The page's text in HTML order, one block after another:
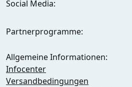
Social Media:
Partnerprogramme:
Allgemeine Informationen:
Infocenter
Versandbedingungen